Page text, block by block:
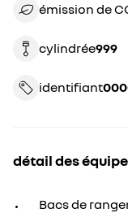
émission de
cylindrée 999
identifiant
détail des
Bacs de